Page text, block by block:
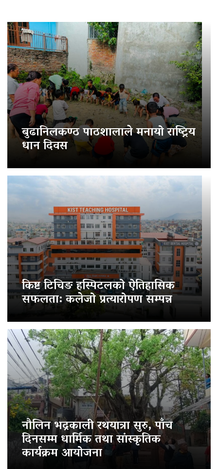
बुढानिलकण्ठ पाठशालाले मनायो राष्ट्रिय
धान दिवस
किष्ट टिचिङ हस्पिटलको ऐतिहासिक
सफलता: कलेजो प्रत्यारोपण सम्पन्न
नौलिन भद्रकाली रथयात्रा सुरु, पाँच
दिनसम्म धार्मिक तथा सांस्कृतिक
कार्यक्रम आयोजना